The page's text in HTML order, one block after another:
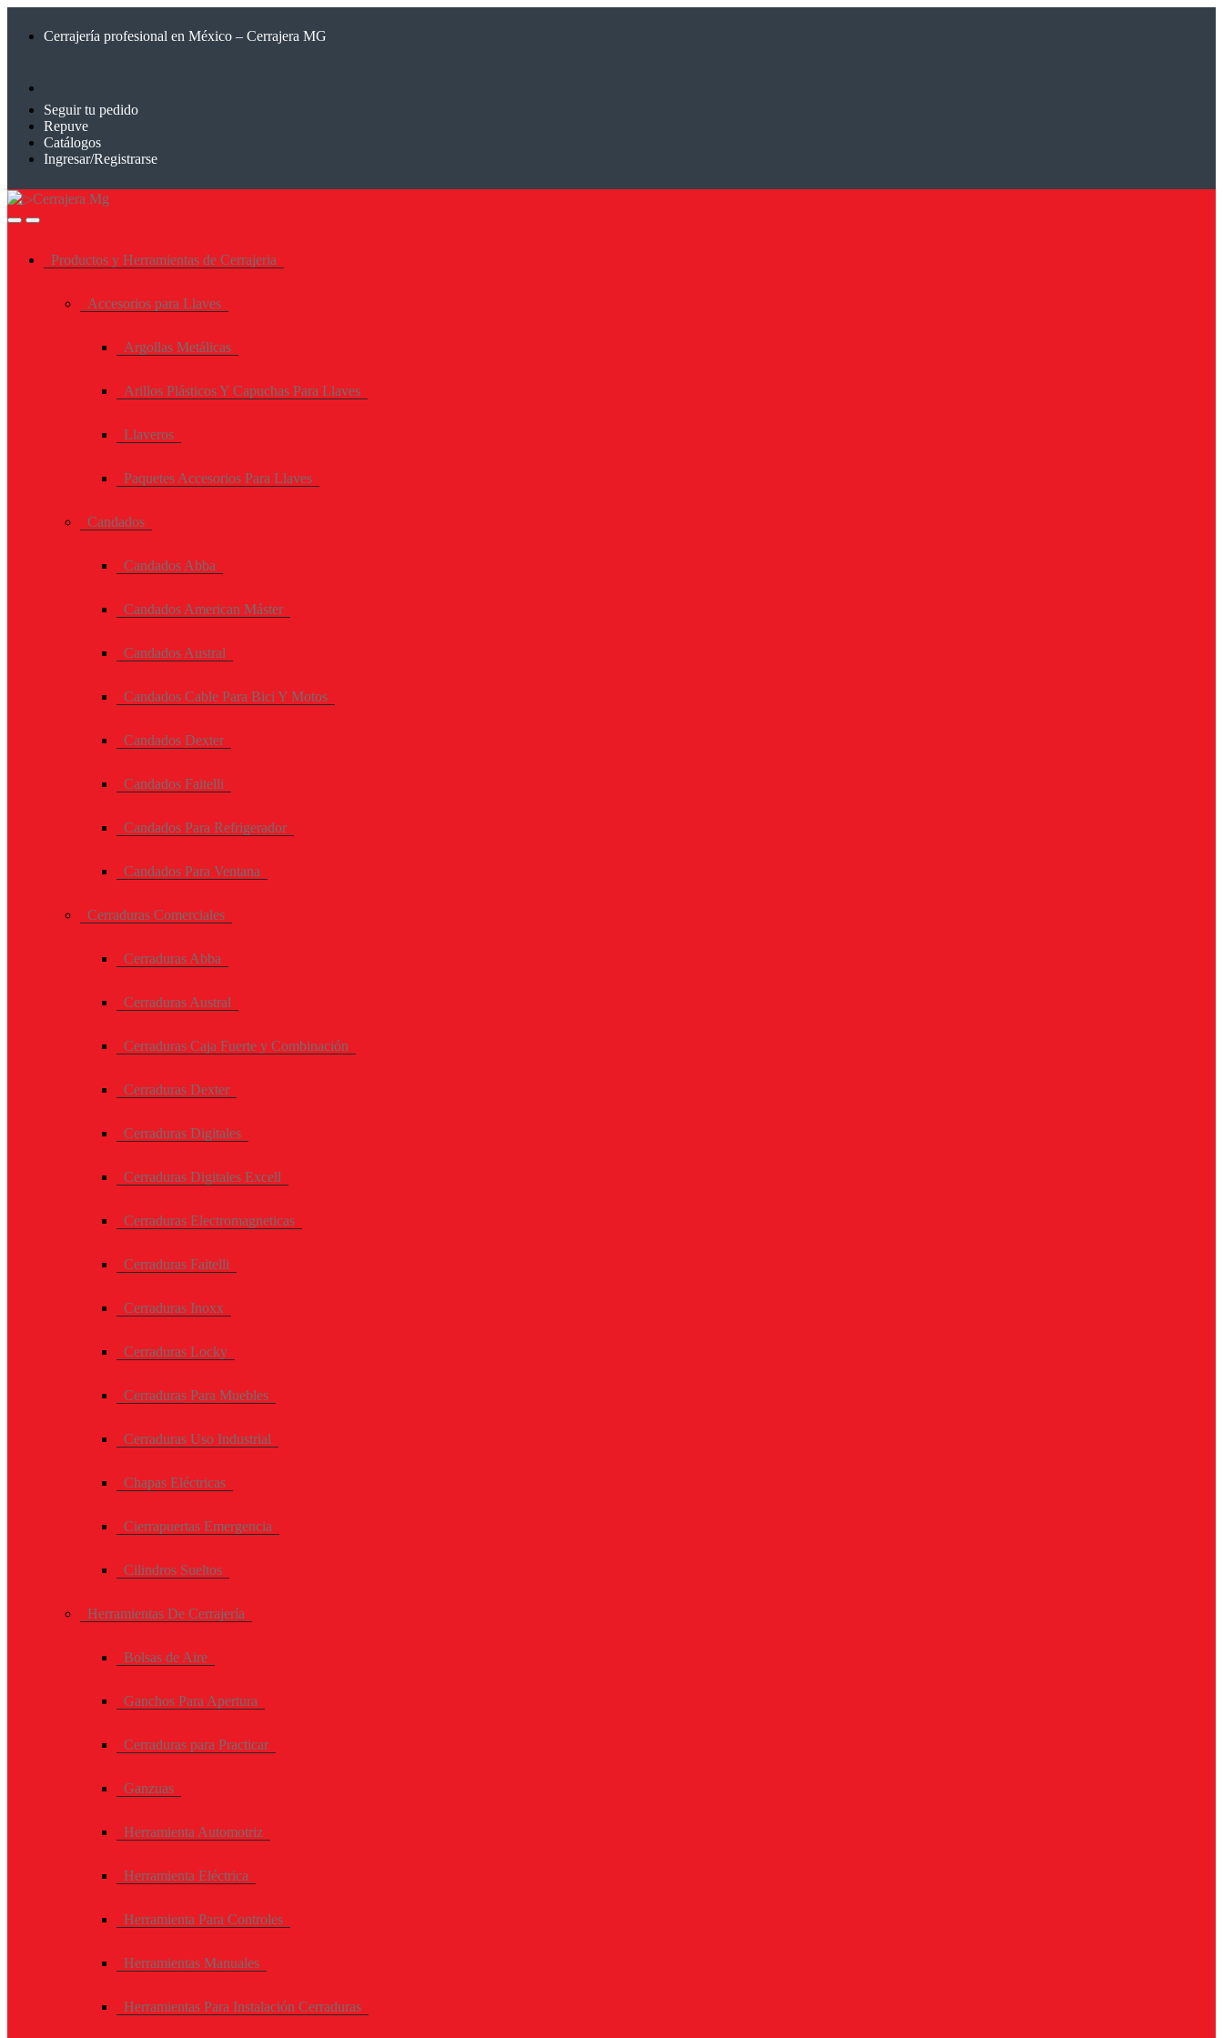
Cerrajería profesional en México – Cerrajera MG
Seguir tu pedido
Repuve
Catálogos
Ingresar/Registrarse
Productos y Herramientas de Cerrajeria
Accesorios para Llaves
Argollas Metálicas
Arillos Plásticos Y Capuchas Para Llaves
Llaveros
Paquetes Accesorios Para Llaves
Candados
Candados Abba
Candados American Máster
Candados Austral
Candados Cable Para Bici Y Motos
Candados Dexter
Candados Faitelli
Candados Para Refrigerador
Candados Para Ventana
Cerraduras Comerciales
Cerraduras Abba
Cerraduras Austral
Cerraduras Caja Fuerte y Combinación
Cerraduras Dexter
Cerraduras Digitales
Cerraduras Digitales Excell
Cerraduras Electromagneticas
Cerraduras Faitelli
Cerraduras Inoxx
Cerraduras Locky
Cerraduras Para Muebles
Cerraduras Uso Industrial
Chapas Eléctricas
Cierrapuertas Emergencia
Cilindros Sueltos
Herramientas De Cerrajería
Bolsas de Aire
Ganchos Para Apertura
Cerraduras para Practicar
Ganzuas
Herramienta Automotriz
Herramienta Eléctrica
Herramienta Para Controles
Herramientas Manuales
Herramientas Para Instalación Cerraduras